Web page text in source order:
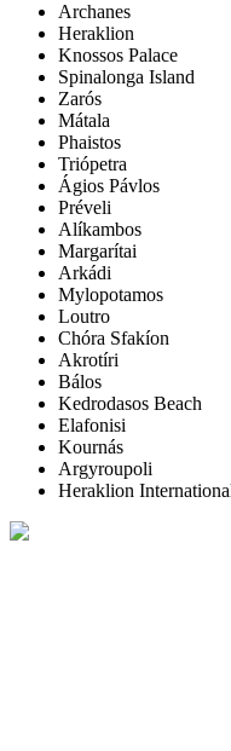
Archanes
Heraklion
Knossos Palace
Spinalonga Island
Zarós
Mátala
Phaistos
Triópetra
Ágios Pávlos
Préveli
Alíkambos
Margarítai
Arkádi
Mylopotamos
Loutro
Chóra Sfakíon
Akrotíri
Bálos
Kedrodasos Beach
Elafonisi
Kournás
Argyroupoli
Heraklion